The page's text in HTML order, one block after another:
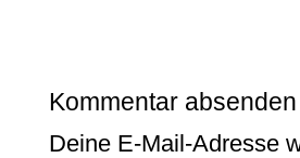
Kommentar absenden
Deine E-Mail-Adresse